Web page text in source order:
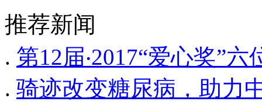
推荐新闻
. 第12届‧2017“爱心奖”
. 骑迹改变糖尿病，助力